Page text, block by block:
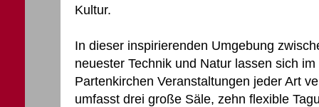
Kultur.
In dieser inspirierenden Umgebung
neuester Technik und Natur lassen sich
Partenkirchen Veranstaltungen jeder Art
umfasst drei große Säle, zehn flexible